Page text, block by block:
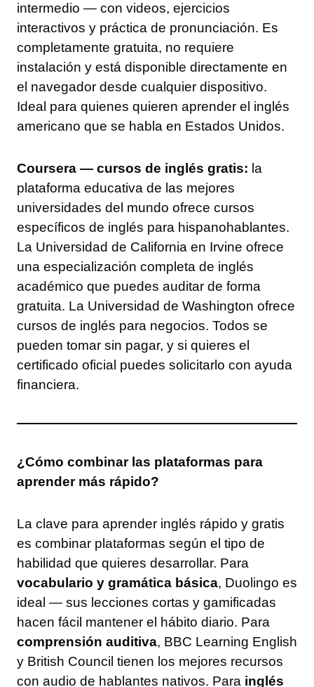
intermedio — con videos, ejercicios
interactivos y práctica de pronunciación. Es
completamente gratuita, no requiere
instalación y está disponible directamente en
el navegador desde cualquier dispositivo.
Ideal para quienes quieren aprender el inglés
americano que se habla en Estados Unidos.
Coursera — cursos de inglés gratis: la
plataforma educativa de las mejores
universidades del mundo ofrece cursos
específicos de inglés para hispanohablantes.
La Universidad de California en Irvine ofrece
una especialización completa de inglés
académico que puedes auditar de forma
gratuita. La Universidad de Washington ofrece
cursos de inglés para negocios. Todos se
pueden tomar sin pagar, y si quieres el
certificado oficial puedes solicitarlo con ayuda
financiera.
¿Cómo combinar las plataformas para
aprender más rápido?
La clave para aprender inglés rápido y gratis
es combinar plataformas según el tipo de
habilidad que quieres desarrollar. Para
vocabulario y gramática básica, Duolingo es
ideal — sus lecciones cortas y gamificadas
hacen fácil mantener el hábito diario. Para
comprensión auditiva, BBC Learning English
y British Council tienen los mejores recursos
con audio de hablantes nativos. Para inglés